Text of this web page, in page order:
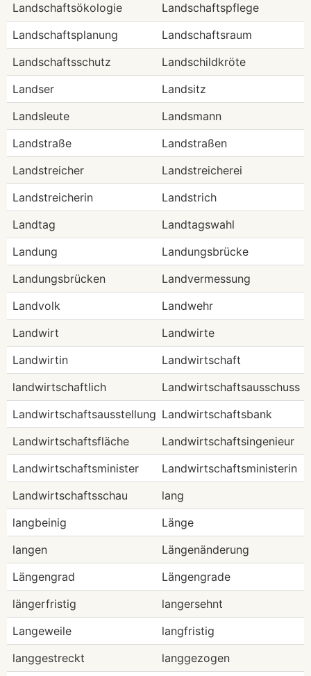
Landschaftsökologie
Landschaftspflege
Landschaftsplanung
Landschaftsraum
Landschaftsschutz
Landschildkröte
Landser
Landsitz
Landsleute
Landsmann
Landstraße
Landstraßen
Landstreicher
Landstreicherei
Landstreicherin
Landstrich
Landtag
Landtagswahl
Landung
Landungsbrücke
Landungsbrücken
Landvermessung
Landvolk
Landwehr
Landwirt
Landwirte
Landwirtin
Landwirtschaft
landwirtschaftlich
Landwirtschaftsausschuss
Landwirtschaftsausstellung Landwirtschaftsbank
Landwirtschaftsfläche
Landwirtschaftsingenieur
Landwirtschaftsminister
Landwirtschaftsministerin
Landwirtschaftsschau
lang
langbeinig
Länge
langen
Längenänderung
Längengrad
Längengrade
längerfristig
langersehnt
Langeweile
langfristig
langgestreckt
langgezogen